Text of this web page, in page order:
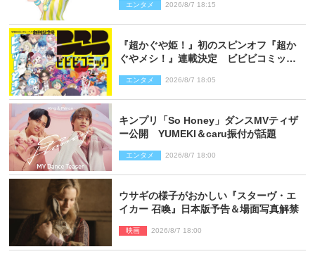
エンタメ 2026/8/7 18:15
『超かぐや姫！』初のスピンオフ『超か
ぐやメシ！』連載決定 ビビビコミック
エンタメ 2026/8/7 18:05
キンプリ「So Honey」ダンスMVティザ
ー公開 YUMEKI＆caru振付が話題
エンタメ 2026/8/7 18:00
ウサギの様子がおかしい『スターヴ・エ
イカー 召喚』日本版予告＆場面写真解禁
映画 2026/8/7 18:00